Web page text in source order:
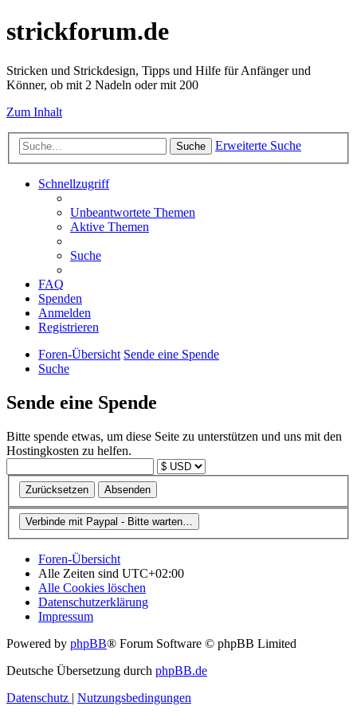
strickforum.de
Stricken und Strickdesign, Tipps und Hilfe für Anfänger und
Könner, ob mit 2 Nadeln oder mit 200
Zum Inhalt
Suche Erweiterte Suche
Schnellzugriff
Unbeantwortete Themen
Aktive Themen
Suche
FAQ
Spenden
Anmelden
Registrieren
Foren-Übersicht Sende eine Spende
Suche
Sende eine Spende
Bitte spende etwas, um diese Seite zu unterstützen und uns mit den
Hostingkosten zu helfen.
Foren-Übersicht
Alle Zeiten sind UTC+02:00
Alle Cookies löschen
Datenschutzerklärung
Impressum
Powered by phpBB® Forum Software © phpBB Limited
Deutsche Übersetzung durch phpBB.de
Datenschutz
Nutzungsbedingungen